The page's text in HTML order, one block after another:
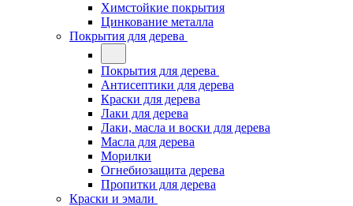
Химстойкие покрытия
Цинкование металла
Покрытия для дерева
Покрытия для дерева
Антисептики для дерева
Краски для дерева
Лаки для дерева
Лаки, масла и воски для дерева
Масла для дерева
Морилки
Огнебиозащита дерева
Пропитки для дерева
Краски и эмали